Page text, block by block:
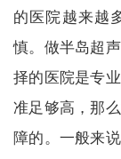
的医院越来越
慎。做半岛超
择的医院是专
准足够高，那
障的。一般来